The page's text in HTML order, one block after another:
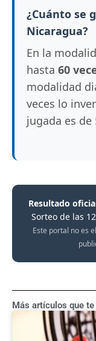
¿Cuánto se
Nicaragua?
En la
hasta 60
modalidad
veces lo
jugada es de
Resultado
Sorteo de las
Este portal no es
Más artículos que